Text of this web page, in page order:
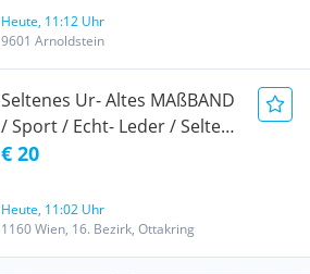
Medaille; Nadel; Anstecker
Anstecknadel
Heute, 11:12 Uhr
9601 Arnoldstein
Seltenes Ur- Altes MAßBAND
/ Sport / Echt- Leder / Seltene
5 Meter Ausführung / um
€ 20
Heute, 11:02 Uhr
1160 Wien, 16. Bezirk, Ottakring